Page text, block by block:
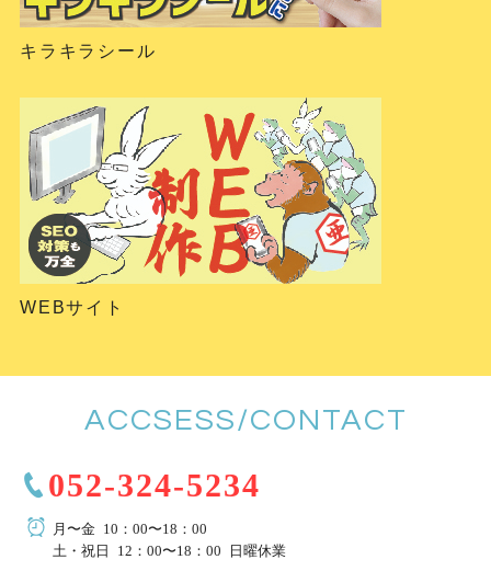
キラキラシール
WEBサイト
ACCSESS/CONTACT
052-324-5234
月〜金 10：00〜18：00
土・祝日 12：00〜18：00 日曜休業